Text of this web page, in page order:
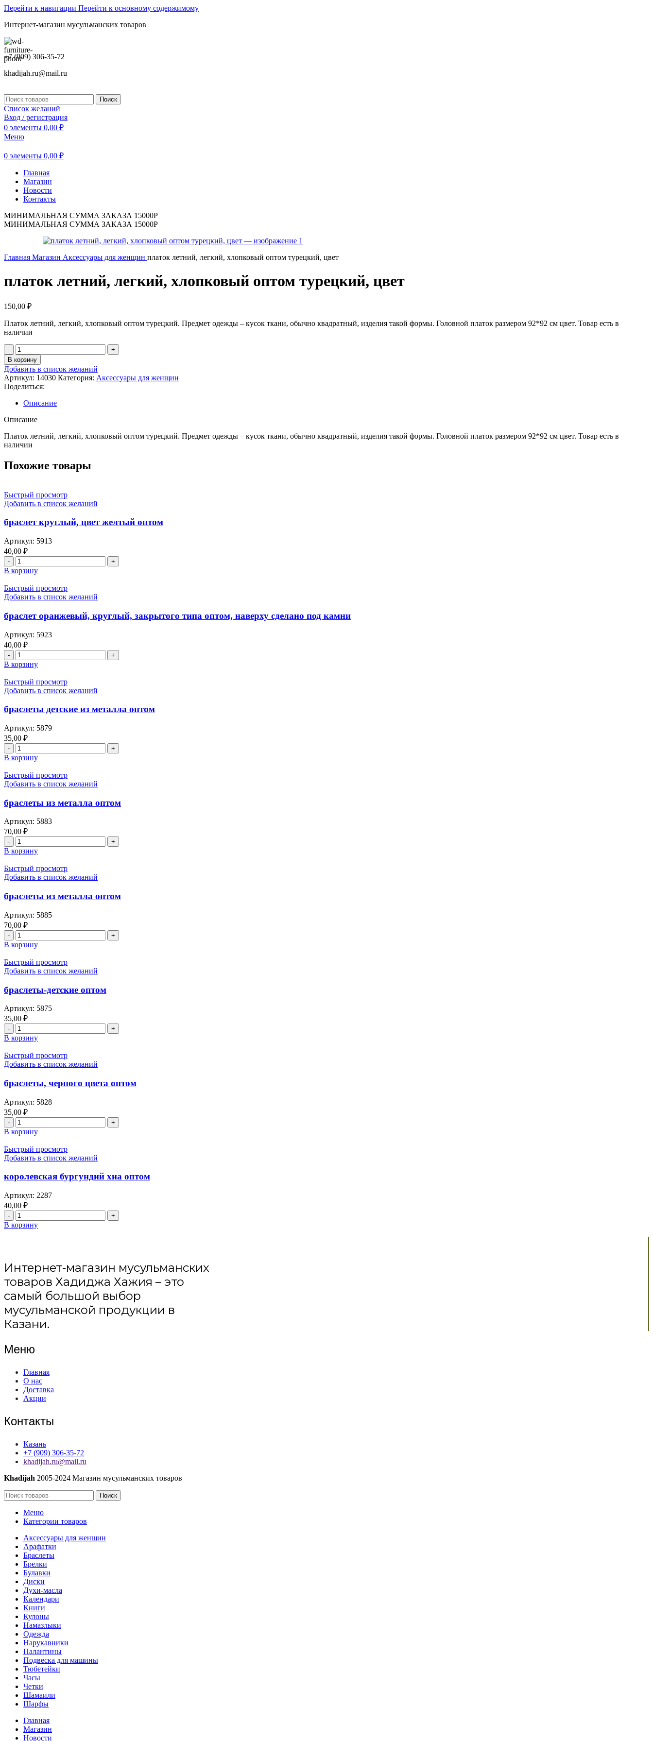
Перейти к навигации Перейти к основному содержимому
Интернет-магазин мусульманских товаров
+7 (909) 306-35-72
khadijah.ru@mail.ru
Поиск
Список желаний
Вход / регистрация
0 элементы 0,00 ₽
Меню
0 элементы 0,00 ₽
Главная
Магазин
Новости
Контакты
МИНИМАЛЬНАЯ СУММА ЗАКАЗА 15000Р
МИНИМАЛЬНАЯ СУММА ЗАКАЗА 15000Р
Главная Магазин Аксессуары для женщин платок летний, легкий, хлопковый оптом турецкий, цвет
платок летний, легкий, хлопковый оптом турецкий, цвет
150,00 ₽
Платок летний, легкий, хлопковый оптом турецкий. Предмет одежды – кусок ткани, обычно квадратный, изделия такой формы. Головной платок размером 92*92 см цвет. Товар есть в
наличии
Количество
товара
платок
летний,
легкий,
хлопковый
оптом
турецкий,
цвет
В корзину
Добавить в список желаний
Артикул: 14030 Категория: Аксессуары для женщин
Поделиться:
Описание
Описание
Платок летний, легкий, хлопковый оптом турецкий. Предмет одежды – кусок ткани, обычно квадратный, изделия такой формы. Головной платок размером 92*92 см цвет. Товар есть в
наличии
Похожие товары
Быстрый просмотр
Добавить в список желаний
браслет круглый, цвет желтый оптом
Артикул: 5913
40,00 ₽
Количество
товара
браслет
круглый,
цвет
В корзину
Быстрый просмотр
Добавить в список желаний
браслет оранжевый, круглый, закрытого типа оптом, наверху сделано под камни
Артикул: 5923
40,00 ₽
Количество
товара
браслет
оранжевый,
круглый,
типа
оптом,
наверху
сделано
под
камни
В корзину
Быстрый просмотр
Добавить в список желаний
браслеты детские из металла оптом
Артикул: 5879
35,00 ₽
Количество
товара
браслеты
детские
из
В корзину
Быстрый просмотр
Добавить в список желаний
браслеты из металла оптом
Артикул: 5883
70,00 ₽
Количество
товара
браслеты
из
металла
В корзину
Быстрый просмотр
Добавить в список желаний
браслеты из металла оптом
Артикул: 5885
70,00 ₽
Количество
товара
браслеты
из
металла
В корзину
Быстрый просмотр
Добавить в список желаний
браслеты-детские оптом
Артикул: 5875
35,00 ₽
Количество
товара
браслеты-
детские
оптом
В корзину
Быстрый просмотр
Добавить в список желаний
браслеты, черного цвета оптом
Артикул: 5828
35,00 ₽
Количество
товара
браслеты,
черного
цвета
В корзину
Быстрый просмотр
Добавить в список желаний
королевская бургундий хна оптом
Артикул: 2287
40,00 ₽
Количество
товара
королевская
В корзину
Интернет-магазин мусульманских
товаров Хадиджа Хажия – это
самый большой выбор
мусульманской продукции в
Казани.
Меню
Главная
О нас
Доставка
Акции
Контакты
Казань
+7 (909) 306-35-72
khadijah.ru@mail.ru
Khadijah 2005-2024 Магазин мусульманских товаров
Поиск
Меню
Категории товаров
Аксессуары для женщин
Арафатки
Браслеты
Брелки
Булавки
Диски
Духи-масла
Календари
Книги
Кулоны
Намазлыки
Одежда
Нарукавники
Палантины
Подвеска для машины
Тюбетейки
Часы
Четки
Шамаили
Шарфы
Главная
Магазин
Новости